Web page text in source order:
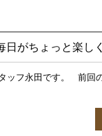
日がちょっと楽し
ッフ永田です。 前回